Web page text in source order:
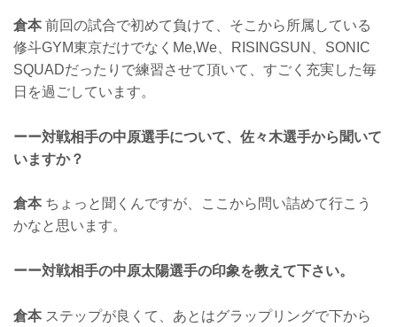
倉本前回の試合で初めて負けて、そこから所属している
修斗GYM東京だけでなくMe,We、RISINGSUN、SONIC
SQUADだったりで練習させて頂いて、すごく充実した毎
日を過ごしています。
ーー対戦相手の中原選手について、佐々木選手から聞いて
いますか？
倉本ちょっと聞くんですが、ここから問い詰めて行こう
かなと思います。
ーー対戦相手の中原太陽選手の印象を教えて下さい。
倉本ステップが良くて、あとはグラップリングで下から